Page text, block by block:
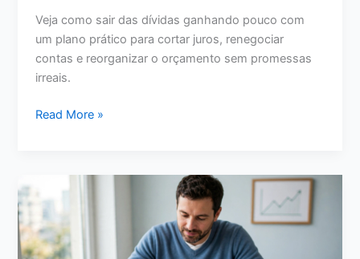
Veja como sair das dívidas ganhando pouco com
um plano prático para cortar juros, renegociar
contas e reorganizar o orçamento sem promessas
irreais.
Como
Dívidas
Ganhando
Pouco:
Plano
Realista
Read More »